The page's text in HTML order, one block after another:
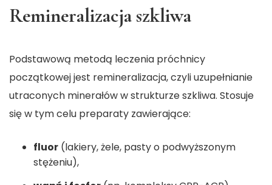
Remineralizacja szkliwa
Podstawową metodą leczenia próchnicy
początkowej jest remineralizacja, czyli uzupełnianie
utraconych minerałów w strukturze szkliwa. Stosuje
się w tym celu preparaty zawierające:
fluor (lakiery, żele, pasty o podwyższonym
stężeniu),